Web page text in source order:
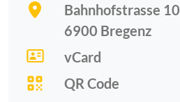
Bahnhofstrasse 10
6900 Bregenz
vCard
QR Code